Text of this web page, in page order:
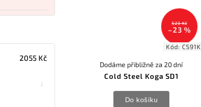
2055 Kč
2
523 Kč
–23 %
Kód:CS91K
Cold Steel Koga SD1
Dodáme přibližně za 20 dní
Do košíku